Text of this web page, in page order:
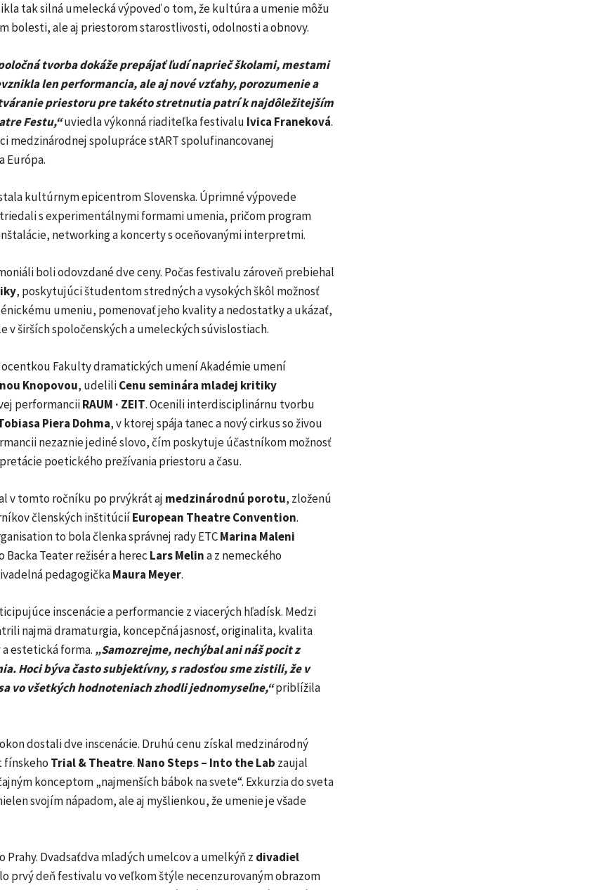
tak silná umelecká výpoveď o tom, že kultúra a umenie môžu
bolesti, ale aj priestorom starostlivosti, odolnosti a obnovy.
tvorba dokáže prepájať ľudí naprieč školami, mestami
len performancia, ale aj nové vzťahy, porozumenie a
priestoru pre takéto stretnutia patrí k najdôležitejším
Festu,“uviedla výkonná riaditeľka festivalu Ivica Franeková.
medzinárodnej spolupráce stART spolufinancovanej
Európa.
stala kultúrnym epicentrom Slovenska. Úprimné výpovede
s experimentálnymi formami umenia, pričom program
networking a koncerty s oceňovanými interpretmi.
boli odovzdané dve ceny. Počas festivalu zároveň prebiehal
, poskytujúci študentom stredných a vysokých škôl možnosť
umeniu, pomenovať jeho kvality a nedostatky a ukázať,
v širších spoločenských a umeleckých súvislostiach.
Fakulty dramatických umení Akadémie umení
Knopovou, udeliliCenu seminára mladej kritiky
performanciiRAUM · ZEIT. Ocenili interdisciplinárnu tvorbu
Piera Dohma, v ktorej spája tanec a nový cirkus so živou
nezaznie jediné slovo, čím poskytuje účastníkom možnosť
poetického prežívania priestoru a času.
v tomto ročníku po prvýkrát aj medzinárodnú porotu, zloženú
členských inštitúciíEuropean Theatre Convention.
to bola členka správnej rady ETCMarina Maleni
Backa Teater režisér a herec Lars Melina z nemeckého
pedagogičkaMaura Meyer.
inscenácie a performancie z viacerých hľadísk. Medzi
najmä dramaturgia, koncepčná jasnosť, originalita, kvalita
estetická forma. „Samozrejme, nechýbal ani náš pocit z
Hoci býva často subjektívny, s radosťou sme zistili, že v
vo všetkých hodnoteniach zhodli jednomyseľne,“priblížila
dostali dve inscenácie. Druhú cenu získal medzinárodný
fínskeho Trial & Theatre. Nano Steps – Into the Lab zaujal
konceptom „najmenších bábok na svete“. Exkurzia do sveta
svojím nápadom, ale aj myšlienkou, že umenie je všade
Prahy. Dvadsaťdva mladých umelcov a umelkýň z divadiel
prvý deň festivalu vo veľkom štýle necenzurovaným obrazom